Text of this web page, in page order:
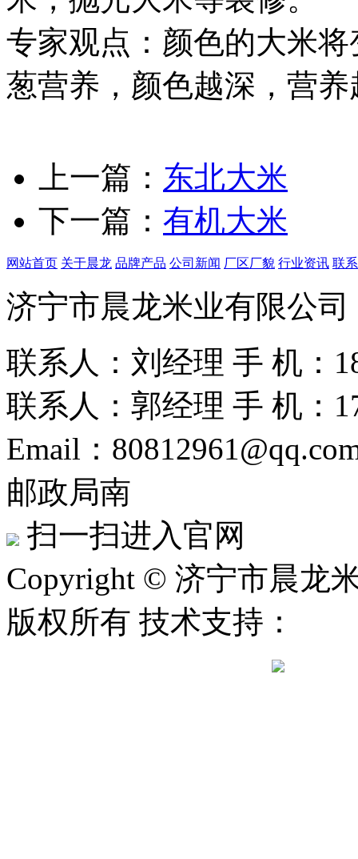
专家观点：颜色的大米
葱营养，颜色越深，营养
上一篇： 东北大米
下一篇： 有机大米
网站首页 关于晨龙 品牌产品 公司新闻 厂区厂貌 行业资讯 联
济宁市晨龙米业有限公司
联系人：刘经理 手 机：
联系人：郭经理 手 机：
Email：
邮政局南
扫一扫进入官网
Copyright © 济宁市晨龙
版权所有 技术支持：